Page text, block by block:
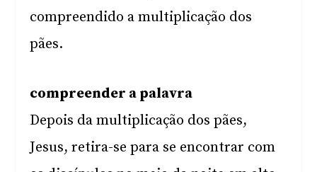
compreendido a multiplicação dos
pães.
compreender a palavra
Depois da multiplicação dos pães,
Jesus, retira-se para se encontrar com